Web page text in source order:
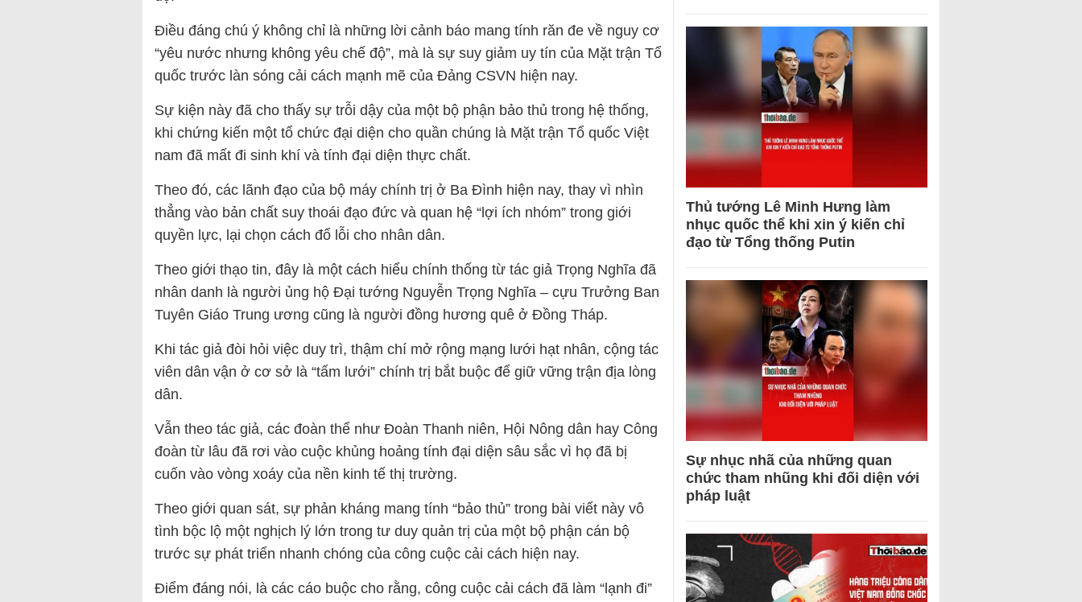
Điều đáng chú ý không chỉ là những lời cảnh báo mang tính răn đe về nguy cơ
“yêu nước nhưng không yêu chế độ”, mà là sự suy giảm uy tín của Mặt trận Tổ
quốc trước làn sóng cải cách mạnh mẽ của Đảng CSVN hiện nay.
Sự kiện này đã cho thấy sự trỗi dậy của một bộ phận bảo thủ trong hệ thống,
khi chứng kiến một tổ chức đại diện cho quần chúng là Mặt trận Tổ quốc Việt
nam đã mất đi sinh khí và tính đại diện thực chất.
Theo đó, các lãnh đạo của bộ máy chính trị ở Ba Đình hiện nay, thay vì nhìn
thẳng vào bản chất suy thoái đạo đức và quan hệ “lợi ích nhóm” trong giới
quyền lực, lại chọn cách đổ lỗi cho nhân dân.
Theo giới thạo tin, đây là một cách hiểu chính thống từ tác giả Trọng Nghĩa đã
nhân danh là người ủng hộ Đại tướng Nguyễn Trọng Nghĩa – cựu Trưởng Ban
Tuyên Giáo Trung ương cũng là người đồng hương quê ở Đồng Tháp.
Khi tác giả đòi hỏi việc duy trì, thậm chí mở rộng mạng lưới hạt nhân, cộng tác
viên dân vận ở cơ sở là “tấm lưới” chính trị bắt buộc để giữ vững trận địa lòng
dân.
Vẫn theo tác giả, các đoàn thể như Đoàn Thanh niên, Hội Nông dân hay Công
đoàn từ lâu đã rơi vào cuộc khủng hoảng tính đại diện sâu sắc vì họ đã bị
cuốn vào vòng xoáy của nền kinh tế thị trường.
Theo giới quan sát, sự phản kháng mang tính “bảo thủ” trong bài viết này vô
tình bộc lộ một nghịch lý lớn trong tư duy quản trị của một bộ phận cán bộ
trước sự phát triển nhanh chóng của công cuộc cải cách hiện nay.
Điểm đáng nói, là các cáo buộc cho rằng, công cuộc cải cách đã làm “lạnh đi”
Thủ tướng Lê Minh Hưng làm
nhục quốc thể khi xin ý kiến chỉ
đạo từ Tổng thống Putin
Sự nhục nhã của những quan
chức tham nhũng khi đối diện với
pháp luật